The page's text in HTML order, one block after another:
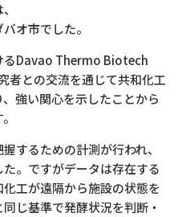
オ市でした。
るDavao Thermo Biotech
との交流を通じて共和化工
強い関心を示したことから
するための計測が行われ、
。ですがデータは存在する
工が遠隔から施設の状態を
じ基準で発酵状況を判断・